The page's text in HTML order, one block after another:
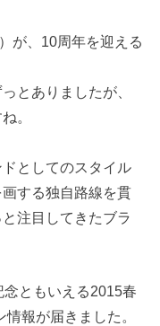
が、10周年を迎える
とありましたが、
。
としてのスタイル
する独自路線を貫
注目してきたブラ
ともいえる2015春
報が届きました。